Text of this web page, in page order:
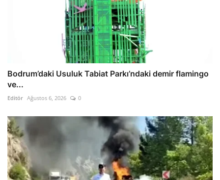
Bodrum’daki Usuluk Tabiat Parkı’ndaki demir flamingo
ve...
Editör Ağustos 6, 2026 0